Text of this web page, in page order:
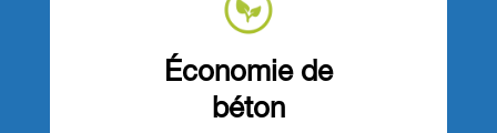
Économie de
béton